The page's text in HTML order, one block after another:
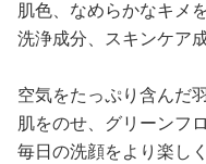
肌色、なめらかなキメ
洗浄成分、スキンケア
空気をたっぷり含んだ
肌をのせ、グリーンフ
毎日の洗顔をより楽し